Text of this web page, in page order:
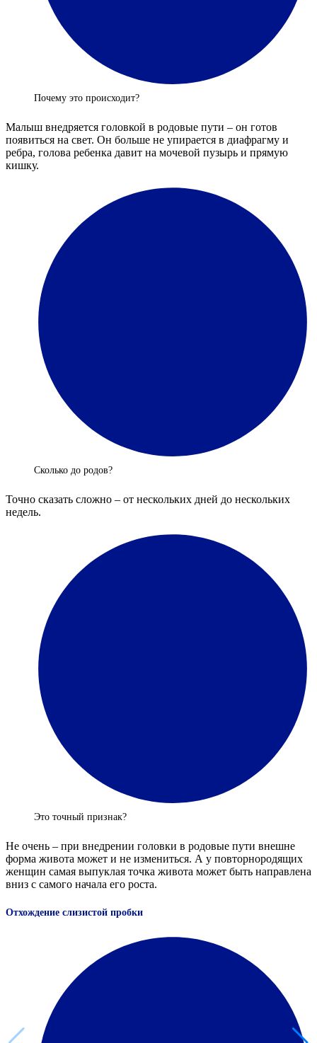
Почему это происходит?
Малыш внедряется головкой в родовые пути – он готов
появиться на свет. Он больше не упирается в диафрагму и
ребра, голова ребенка давит на мочевой пузырь и прямую
кишку.
Сколько до родов?
Точно сказать сложно – от нескольких дней до нескольких
недель.
Это точный признак?
Не очень – при внедрении головки в родовые пути внешне
форма живота может и не измениться. А у повторнородящих
женщин самая выпуклая точка живота может быть направлена
вниз с самого начала его роста.
Отхождение слизистой пробки